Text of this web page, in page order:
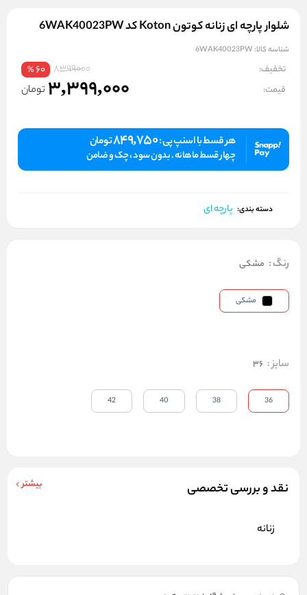
شلوار پارچه ای زنانه کوتون Koton کد 6WAK40023PW
شناسه کالا: 6WAK40023PW
تخفیف: 8399000
60
%
قیمت: 3,399,000 تومان
هر قسط با اسنپ پی :849,750تومان
چهار قسط ماهانه . بدون سود ، چک و ضامن
دسته بندی: پارچه ای
نقد و بررسی تخصصی بیشتر
زنانه
رنگ: مشکی
مشکی
سایز:
36
36
38
40
42